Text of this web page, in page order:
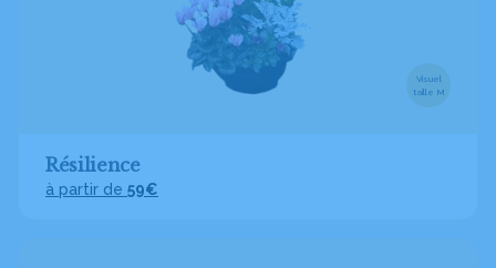
Visuel
taille M
Résilience
à partir de 59€